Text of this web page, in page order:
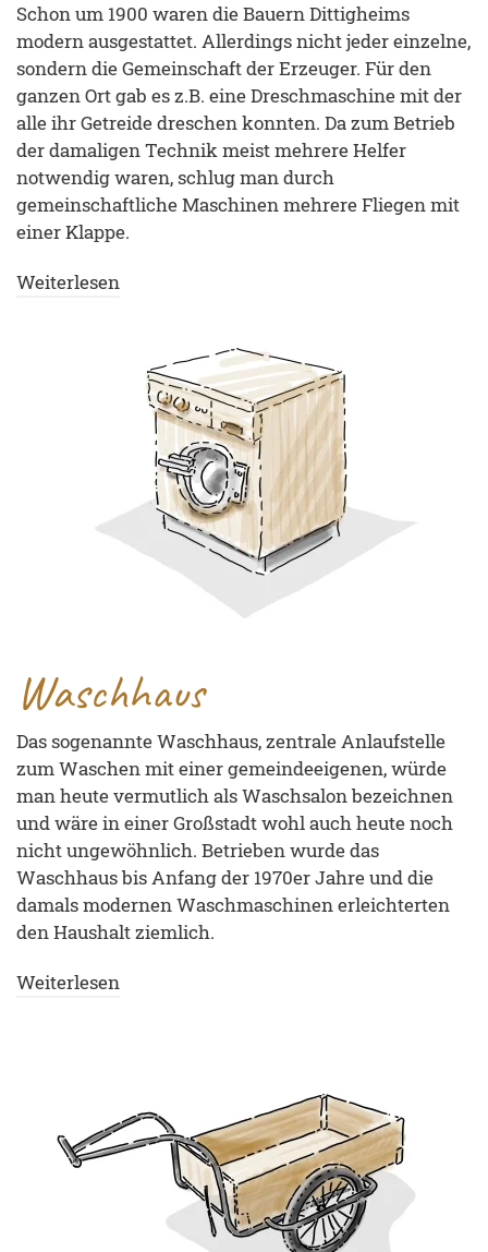
Schon um 1900 waren die Bauern Dittigheims
modern ausgestattet. Allerdings nicht jeder einzelne,
sondern die Gemeinschaft der Erzeuger. Für den
ganzen Ort gab es z.B. eine Dreschmaschine mit der
alle ihr Getreide dreschen konnten. Da zum Betrieb
der damaligen Technik meist mehrere Helfer
notwendig waren, schlug man durch
gemeinschaftliche Maschinen mehrere Fliegen mit
einer Klappe.
Weiterlesen
Waschhaus
Das sogenannte Waschhaus, zentrale Anlaufstelle
zum Waschen mit einer gemeindeeigenen, würde
man heute vermutlich als Waschsalon bezeichnen
und wäre in einer Großstadt wohl auch heute noch
nicht ungewöhnlich. Betrieben wurde das
Waschhaus bis Anfang der 1970er Jahre und die
damals modernen Waschmaschinen erleichterten
den Haushalt ziemlich.
Weiterlesen